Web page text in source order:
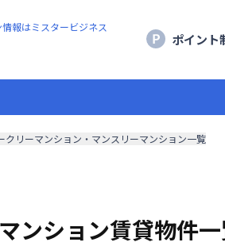
報はミスタービジネス
ポイント
クリーマンション・マンスリーマンション一覧
ンション賃貸物件